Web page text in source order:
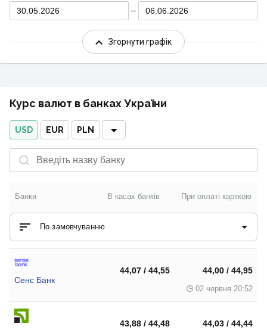
30.05.2026 06.06.2026
Згорнути графік
Курс валют в банках України
USD EUR PLN
Банки В касах банків При оплаті карткою
По замовчуванню
Сенс Банк
44,07 / 44,55 44,00 / 44,95
02 червня 20:52
43,88 / 44,48 44,03 / 44,44